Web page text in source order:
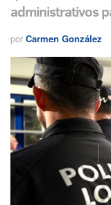
administrativos
por Carmen González